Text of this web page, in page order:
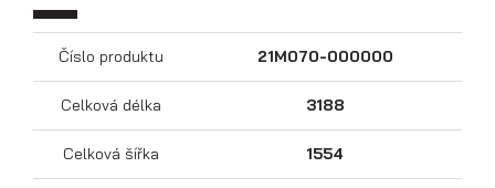
Číslo produktu 21M070-000000
Celková délka 3188
Celková šířka 1554